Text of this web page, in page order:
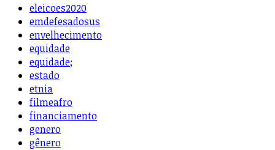
eleicoes2020
emdefesadosus
envelhecimento
equidade
equidade;
estado
etnia
filmeafro
financiamento
genero
gênero